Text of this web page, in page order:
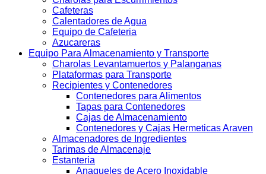
Cafeteras
Calentadores de Agua
Equipo de Cafeteria
Azucareras
Equipo Para Almacenamiento y Transporte
Charolas Levantamuertos y Palanganas
Plataformas para Transporte
Recipientes y Contenedores
Contenedores para Alimentos
Tapas para Contenedores
Cajas de Almacenamiento
Contenedores y Cajas Hermeticas Araven
Almacenadores de Ingredientes
Tarimas de Almacenaje
Estanteria
Anaqueles de Acero Inoxidable